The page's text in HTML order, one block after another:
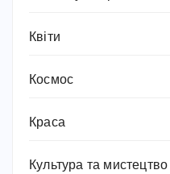
Квіти
Космос
Краса
Культура та мистецтво